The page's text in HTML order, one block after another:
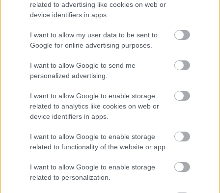
related to advertising like cookies on web or
device identifiers in apps.
I want to allow my user data to be sent to
Google for online advertising purposes.
I want to allow Google to send me
personalized advertising.
I want to allow Google to enable storage
related to analytics like cookies on web or
device identifiers in apps.
I want to allow Google to enable storage
related to functionality of the website or app.
I want to allow Google to enable storage
related to personalization.
“An immaculately crafted piece of mass entertainment.”
#JokerMovie - in theaters October 4.
Joker Movie(@jokermovie) által megosztott bejegyzés,Szept 10., 2019, időpont: 9:00 (PDT időzóna szerint)
A Jokeroktóber 3-án fog landolni a magyar mozikban. Ti
beültök majd rá?
hangulata – Jön a második forduló! (X)
Július végén folytatódik a balatoni strandröplabda-
sorozat.